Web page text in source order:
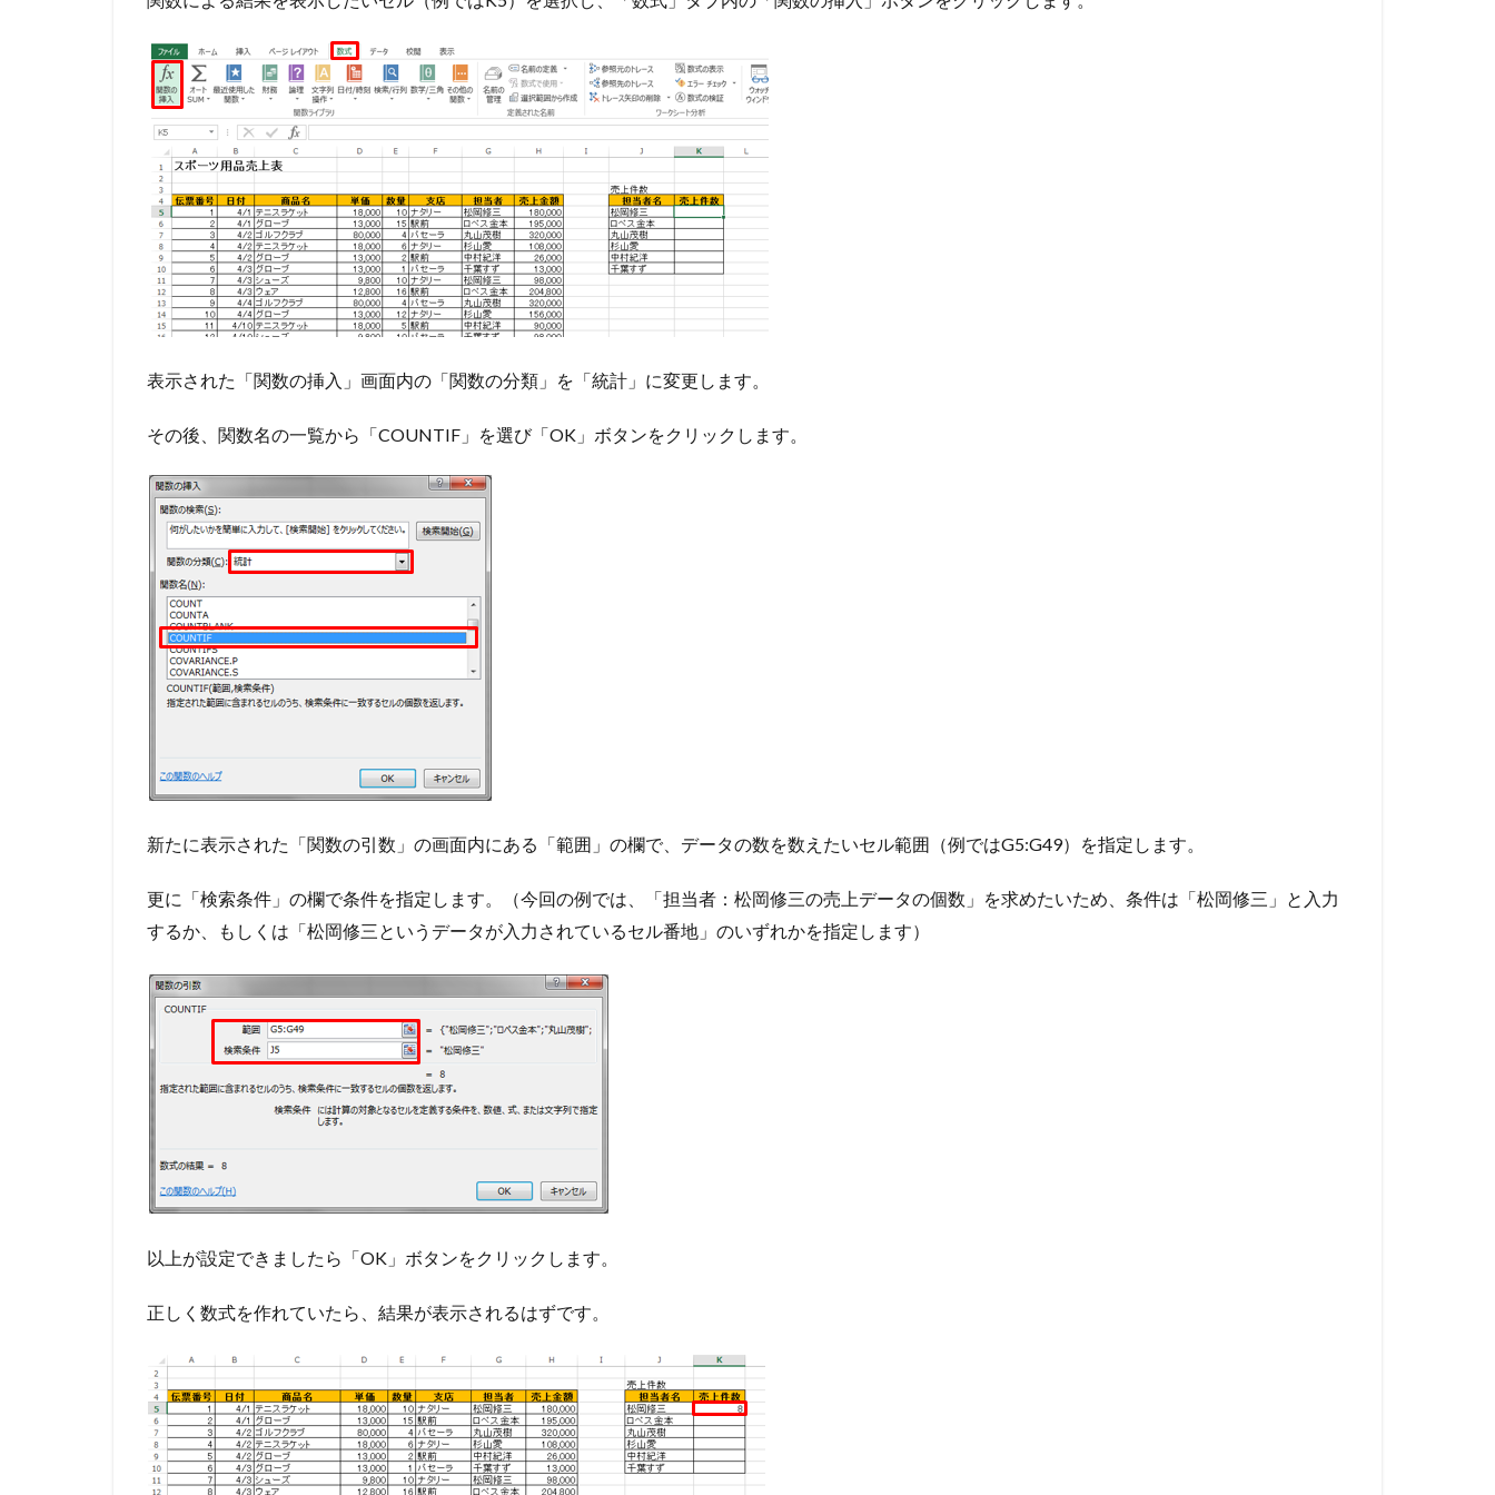
表示された「関数の挿入」画面内の「関数の分類」を「統計」に変更します。
その後、関数名の一覧から「COUNTIF」を選び「OK」ボタンをクリックします。
新たに表示された「関数の引数」の画面内にある「範囲」の欄で、データの数を数えたいセル範囲（例ではG5:G49）を指定します。
更に「検索条件」の欄で条件を指定します。（今回の例では、「担当者：松岡修三の売上データの個数」を求めたいため、条件は「松岡修三」と入力
するか、もしくは「松岡修三というデータが入力されているセル番地」のいずれかを指定します）
以上が設定できましたら「OK」ボタンをクリックします。
正しく数式を作れていたら、結果が表示されるはずです。